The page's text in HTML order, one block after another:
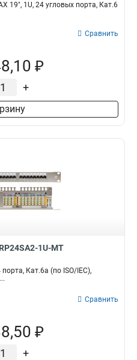
19", 1U, 24 угловых порта, Кат.6
Сравнить
₽
+
1U-MT
Кат.6a (по ISO/IEC),
Сравнить
₽
+